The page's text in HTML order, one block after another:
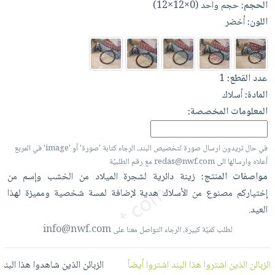
العناية
بالأسنان
الحمية
والتغذية
أدوات
المائدة
الأوعية
والتخزين
أدوات
المطبخ
الأكثر
مبيعاً
العودة
للمدارس
اكسسوارات
كتب
اكسسوارات
اكسسوارات
ملابس
مطرزات
حلي
عناية
بالذات
شحن
مجاني
بنود
مختارة
اشتراكات
كل
الاشتراكات
القراءة
iKitab
بلا
حدود
بحث
متقدم
نيل
وفرات
عنحسابك
الحجم:حجم واحد (0×12×12)
اللون:أخضر
عدد القطع:1
المادة:أسلاك
المعلومات المخصصة:
في حال تريدون ارسال صورة لتخصيص البند، الرجاء كتابة 'صورة' أو 'image' في المربع
أعلاه وارسالها الى redas@nwf.com مع رقم الطلبيّة
مواصفات المنتج: زينة دائرية لشجرة الميلاد من الخشب وإسم من
إختياركم مصنوع من الأسلاك هديةلإضافة لمسة شخصية ومميزة لهذا
العيد.
لطلب كميّة كبيرة، الرجاء التواصل معنا علىinfo@nwf.com
الزبائن الذين اشتروا هذا البند اشتروا أيضاً الزبائن الذين شاهدوا هذا